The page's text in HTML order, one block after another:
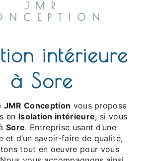
JMR
intérieure
à Sore
JMR Conception vous propose
en Isolation intérieure, si vous
Sore. Entreprise usant d’une
et d’un savoir-faire de qualité,
tout en oeuvre pour vous